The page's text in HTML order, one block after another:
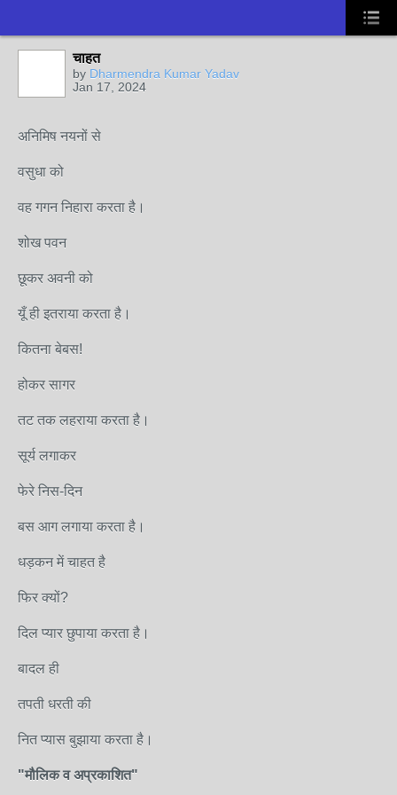
चाहत
by Dharmendra Kumar Yadav
Jan 17, 2024
अनिमिष नयनों से
वसुधा को
वह गगन निहारा करता है।
शोख पवन
छूकर अवनी को
यूँ ही इतराया करता है।
कितना बेबस!
होकर सागर
तट तक लहराया करता है।
सूर्य लगाकर
फेरे निस-दिन
बस आग लगाया करता है।
धड़कन में चाहत है
फिर क्यों?
दिल प्यार छुपाया करता है।
बादल ही
तपती धरती की
नित प्यास बुझाया करता है।
"मौलिक व अप्रकाशित"